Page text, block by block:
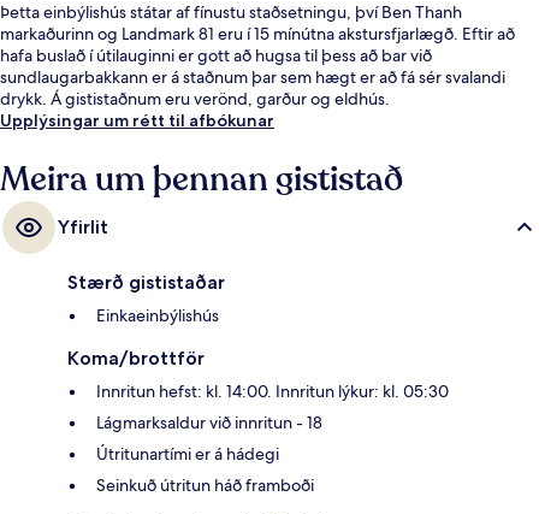
Þetta einbýlishús státar af fínustu staðsetningu, því Ben Thanh
markaðurinn og Landmark 81 eru í 15 mínútna akstursfjarlægð. Eftir að
hafa buslað í útilauginni er gott að hugsa til þess að bar við
sundlaugarbakkann er á staðnum þar sem hægt er að fá sér svalandi
drykk. Á gististaðnum eru verönd, garður og eldhús.
Upplýsingar um rétt til afbókunar
Meira um þennan gististað
Yfirlit
Stærð gististaðar
Einkaeinbýlishús
Koma/brottför
Innritun hefst: kl. 14:00. Innritun lýkur: kl. 05:30
Lágmarksaldur við innritun - 18
Útritunartími er á hádegi
Seinkuð útritun háð framboði